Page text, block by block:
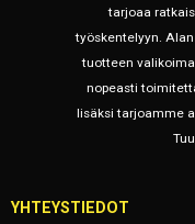
tarjoaa
työskentelyyn.
tuotteen
nopeasti
lisäksi tarjoamme
YHTEYSTIEDOT